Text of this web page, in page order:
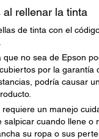
al rellenar la tinta
de tinta con el
que no sea de Epson
por la garantía
podría causar
un manejo
salpicar cuando llene o
su ropa o sus